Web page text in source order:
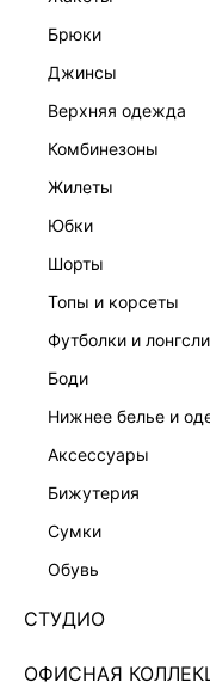
брюки
джинсы
верхняя одежда
комбинезоны
жилеты
юбки
шорты
топы и корсеты
футболки и
боди
нижнее белье и
аксессуары
бижутерия
сумки
обувь
СТУДИО
ОФИСНАЯ
Нет в наличии
ЦВЕТ:ЧЕРНЫЙ